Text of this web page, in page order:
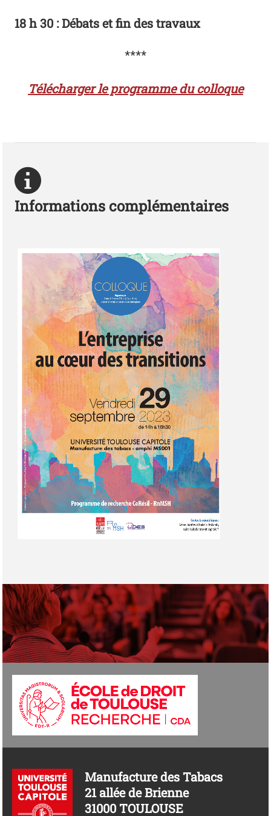
18 h 30 : Débats et fin des travaux
****
Télécharger le programme du colloque
Informations complémentaires
Manufacture des Tabacs
21 allée de Brienne
31000 TOULOUSE